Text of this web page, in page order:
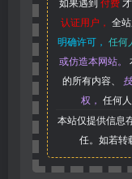
认证用户， 全
明确许可， 任何
或仿造本网站。
的所有内容、
权， 任何
本站仅提供信息
任。如若转